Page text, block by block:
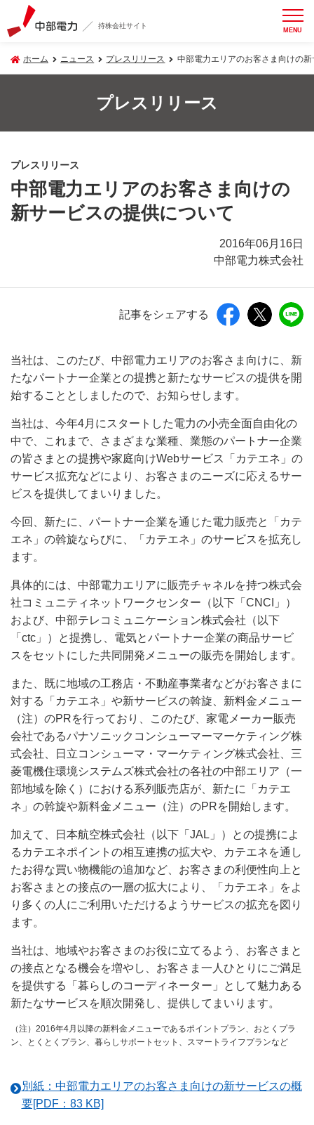
持株会社サイト MENU
ホーム ニュース プレスリリース 中部電力エリアのお客さま向けの
プレスリリース
プレスリリース
中部電力エリアのお客さま向けの
新サービスの提供について
2016年06月16日
中部電力株式会社
記事をシェアする
当社は、このたび、中部電力エリアのお客さま向けに、新
たなパートナー企業との提携と新たなサービスの提供を開
始することとしましたので、お知らせします。
当社は、今年4月にスタートした電力の小売全面自由化の
中で、これまで、さまざまな業種、業態のパートナー企業
の皆さまとの提携や家庭向けWebサービス「カテエネ」の
サービス拡充などにより、お客さまのニーズに応えるサー
ビスを提供してまいりました。
今回、新たに、パートナー企業を通じた電力販売と「カテ
エネ」の斡旋ならびに、「カテエネ」のサービスを拡充し
ます。
具体的には、中部電力エリアに販売チャネルを持つ株式会
社コミュニティネットワークセンター（以下「CNCI」）
および、中部テレコミュニケーション株式会社（以下
「ctc」）と提携し、電気とパートナー企業の商品サービ
スをセットにした共同開発メニューの販売を開始します。
また、既に地域の工務店・不動産事業者などがお客さまに
対する「カテエネ」や新サービスの斡旋、新料金メニュー
（注）のPRを行っており、このたび、家電メーカー販売
会社であるパナソニックコンシューマーマーケティング株
式会社、日立コンシューマ・マーケティング株式会社、三
菱電機住環境システムズ株式会社の各社の中部エリア（一
部地域を除く）における系列販売店が、新たに「カテエ
ネ」の斡旋や新料金メニュー（注）のPRを開始します。
加えて、日本航空株式会社（以下「JAL」）との提携によ
るカテエネポイントの相互連携の拡大や、カテエネを通し
たお得な買い物機能の追加など、お客さまの利便性向上と
お客さまとの接点の一層の拡大により、「カテエネ」をよ
り多くの人にご利用いただけるようサービスの拡充を図り
ます。
当社は、地域やお客さまのお役に立てるよう、お客さまと
の接点となる機会を増やし、お客さま一人ひとりにご満足
を提供する「暮らしのコーディネーター」として魅力ある
新たなサービスを順次開発し、提供してまいります。
（注）2016年4月以降の新料金メニューであるポイントプラン、おとくプラ
ン、とくとくプラン、暮らしサポートセット、スマートライフプランなど
別紙：中部電力エリアのお客さま向けの新サービスの概
要[PDF：83 KB]